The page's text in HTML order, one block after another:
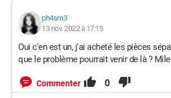
ph4sm3
13 nov. 2022 à 17:15
Oui c'en est un, j'ai acheté les pièces
que le problème pourrait venir de là ?
Commenter 0